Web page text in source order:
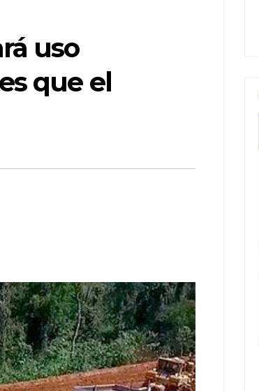
uso
que el